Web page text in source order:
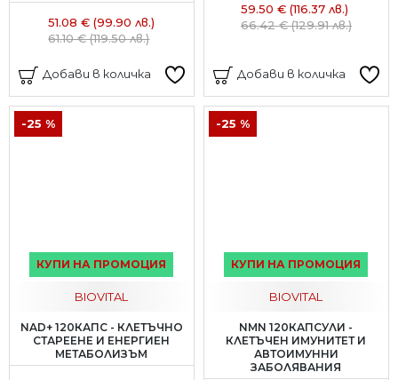
51.08 € (99.90 лв.)
61.10 € (119.50 лв.)
Добави в количка
59.50 € (116.37 лв.)
66.42 € (129.91 лв.)
Добави в количка
КУПИ НА ПРОМОЦИЯ
-25 %
BIOVITAL
NAD+ 120КАПС - КЛЕТЪЧНО
СТАРЕЕНЕ И ЕНЕРГИЕН
МЕТАБОЛИЗЪМ
КУПИ НА ПРОМОЦИЯ
-25 %
BIOVITAL
NMN 120КАПСУЛИ -
КЛЕТЪЧЕН ИМУНИТЕТ И
АВТОИМУННИ
ЗАБОЛЯВАНИЯ